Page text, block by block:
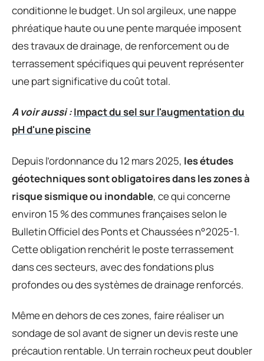
conditionne le budget. Un sol argileux, une nappe
phréatique haute ou une pente marquée imposent
des travaux de drainage, de renforcement ou de
terrassement spécifiques qui peuvent représenter
une part significative du coût total.
A voir aussi :Impact du sel sur l'augmentation du
pH d'une piscine
Depuis l’ordonnance du 12 mars 2025, les études
géotechniques sont obligatoires dans les zones à
risque sismique ou inondable, ce qui concerne
environ 15 % des communes françaises selon le
Bulletin Officiel des Ponts et Chaussées n°2025-1.
Cette obligation renchérit le poste terrassement
dans ces secteurs, avec des fondations plus
profondes ou des systèmes de drainage renforcés.
Même en dehors de ces zones, faire réaliser un
sondage de sol avant de signer un devis reste une
précaution rentable. Un terrain rocheux peut doubler